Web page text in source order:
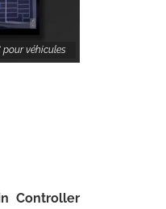
pour véhicules
Controller